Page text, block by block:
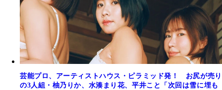
芸能プロ、アーティストハウス・ピラミッド発！ お尻が売り
の3人組・柚乃りか、水湊まり花、平井こと「次回は雪に埋も